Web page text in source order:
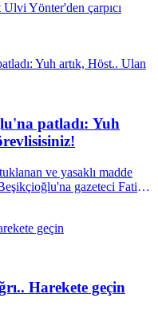
Ulvi Yönter'den çarpıcı
patladı: Yuh
ve yasaklı madde
gazeteci Fatih
görevlisisiniz. Bu
Harekete geçin